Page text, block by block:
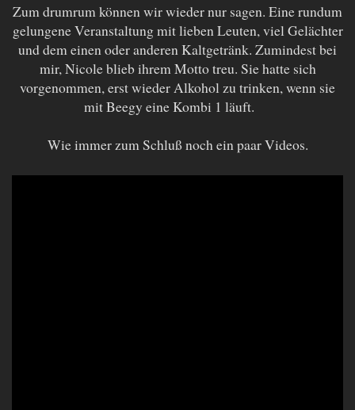
Zum drumrum können wir wieder nur sagen. Eine rundum
gelungene Veranstaltung mit lieben Leuten, viel Gelächter
und dem einen oder anderen Kaltgetränk. Zumindest bei
mir, Nicole blieb ihrem Motto treu. Sie hatte sich
vorgenommen, erst wieder Alkohol zu trinken, wenn sie
mit Beegy eine Kombi 1 läuft.
Wie immer zum Schluß noch ein paar Videos.